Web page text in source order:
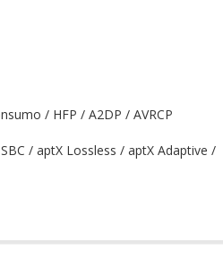
/ HFP / A2DP / AVRCP
/ aptX Lossless / aptX Adaptive /